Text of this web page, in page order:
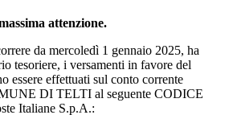
attenzione.
da mercoledì 1 gennaio 2025, ha
tesoriere, i versamenti in favore del
essere effettuati sul conto corrente
DI TELTI al seguente CODICE
Italiane S.p.A.: